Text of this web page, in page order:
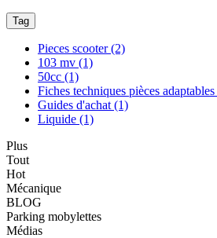
Tag
Pieces scooter(2)
103 mv (1)
50cc (1)
Fiches techniques pièces adaptables
Guides d'achat (1)
Liquide (1)
Plus
Tout
Hot
Mécanique
BLOG
Parking mobylettes
Médias